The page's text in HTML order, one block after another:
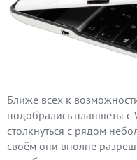
Ближе всех к
подобрались планшеты с
столкнуться с рядом
своём они вполне